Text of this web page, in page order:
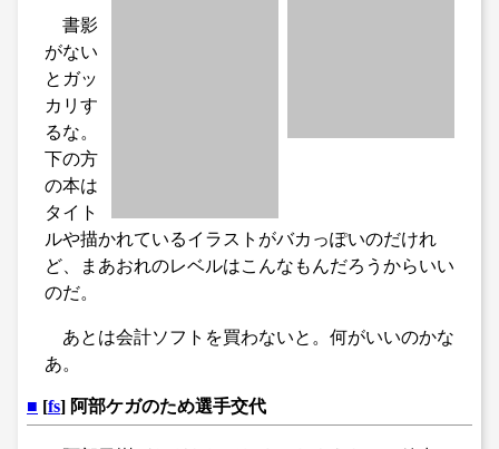
書影
がない
とガッ
カリす
るな。
下の方
の本は
タイト
ルや描かれているイラストがバカっぽいのだけれ
ど、まあおれのレベルはこんなもんだろうからいい
のだ。
あとは会計ソフトを買わないと。何がいいのかな
あ。
■ [fs] 阿部ケガのため選手交代